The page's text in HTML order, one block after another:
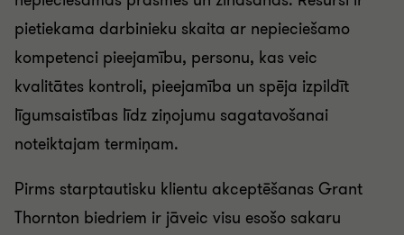
pietiekama darbinieku skaita ar nepieciešamo
kompetenci pieejamību, personu, kas veic
kvalitātes kontroli, pieejamība un spēja izpildīt
līgumsaistības līdz ziņojumu sagatavošanai
noteiktajam termiņam.
Pirms starptautisku klientu akceptēšanas Grant
Thornton biedriem ir jāveic visu esošo sakaru